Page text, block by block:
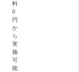
料
0
円
か
ら
実
施
可
能